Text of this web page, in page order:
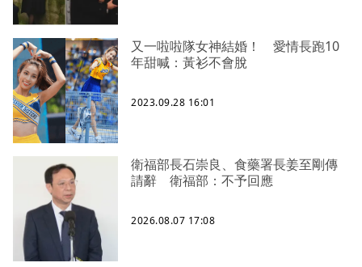
又一啦啦隊女神結婚！ 愛情長跑10
年甜喊：黃衫不會脫
2023.09.28 16:01
衛福部長石崇良、食藥署長姜至剛傳
請辭 衛福部：不予回應
2026.08.07 17:08